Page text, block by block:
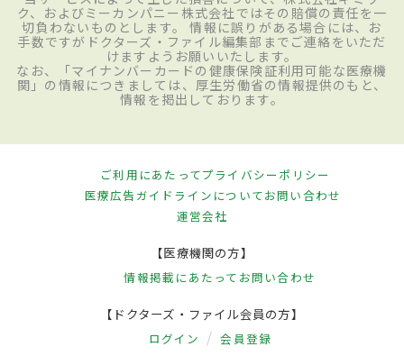
ク、およびミーカンパニー株式会社ではその賠償の責任を一
切負わないものとします。 情報に誤りがある場合には、お
手数ですがドクターズ・ファイル編集部までご連絡をいただ
けますようお願いいたします。
なお、「マイナンバーカードの健康保険証利用可能な医療機
関」の情報につきましては、厚生労働省の情報提供のもと、
情報を掲出しております。
ご利用にあたってプライバシーポリシー
医療広告ガイドラインについてお問い合わせ
運営会社
【医療機関の方】
情報掲載にあたって お問い合わせ
【ドクターズ・ファイル会員の方】
ログイン 会員登録